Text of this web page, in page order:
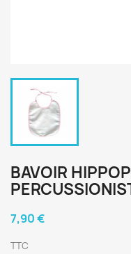
BAVOIR
7,90 €
TTC